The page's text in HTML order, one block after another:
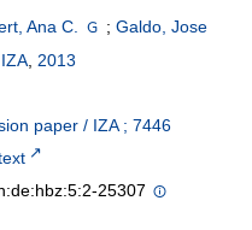
Ana C. ; Galdo, Jose
IZA, 2013
paper / IZA ; 7446
25307